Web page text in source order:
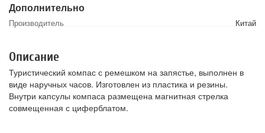
Дополнительно
Производитель Китай
Описание
Туристический компас с ремешком на запястье, выполнен в
виде наручных часов. Изготовлен из пластика и резины.
Внутри капсулы компаса размещена магнитная стрелка
совмещенная с циферблатом.